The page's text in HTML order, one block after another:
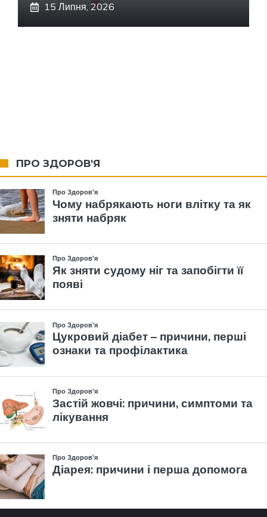
15 Липня, 2026
ПРО ЗДОРОВ'Я